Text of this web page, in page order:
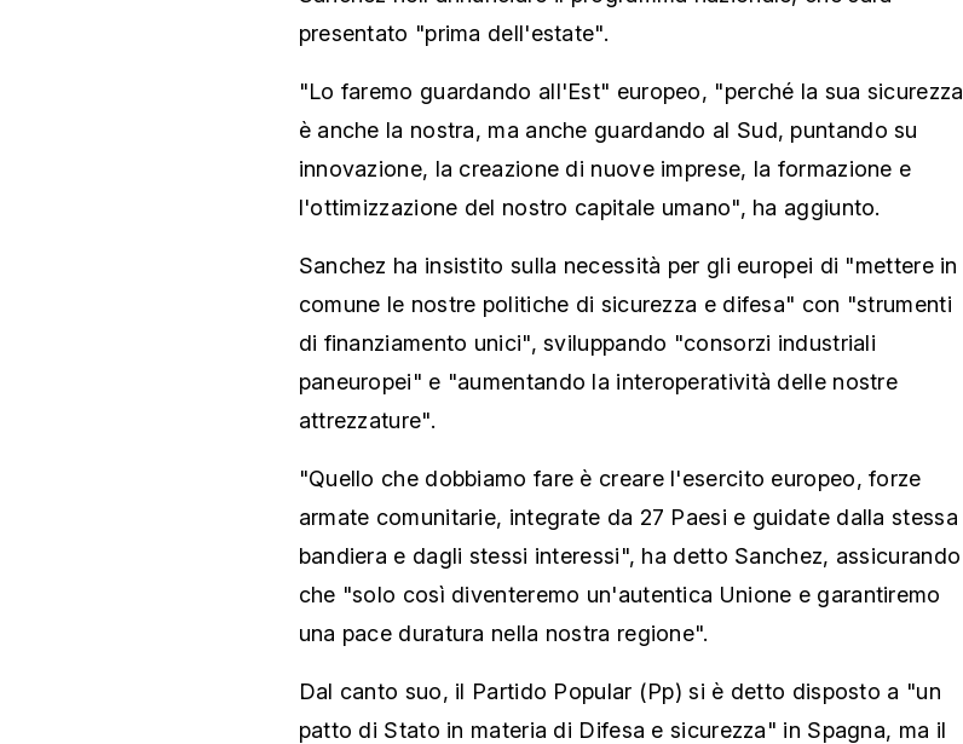
presentato "prima dell'estate".
"Lo faremo guardando all'Est" europeo, "perché la sua sicurezza
è anche la nostra, ma anche guardando al Sud, puntando su
innovazione, la creazione di nuove imprese, la formazione e
l'ottimizzazione del nostro capitale umano", ha aggiunto.
Sanchez ha insistito sulla necessità per gli europei di "mettere in
comune le nostre politiche di sicurezza e difesa" con "strumenti
di finanziamento unici", sviluppando "consorzi industriali
paneuropei" e "aumentando la interoperatività delle nostre
attrezzature".
"Quello che dobbiamo fare è creare l'esercito europeo, forze
armate comunitarie, integrate da 27 Paesi e guidate dalla stessa
bandiera e dagli stessi interessi", ha detto Sanchez, assicurando
che "solo così diventeremo un'autentica Unione e garantiremo
una pace duratura nella nostra regione".
Dal canto suo, il Partido Popular (Pp) si è detto disposto a "un
patto di Stato in materia di Difesa e sicurezza" in Spagna, ma il